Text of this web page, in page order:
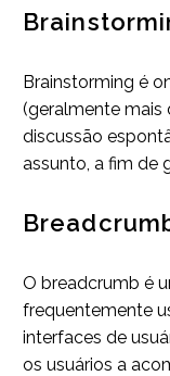
Brainstorming é
(geralmente mais
discussão
assunto, a fim de
O breadcrumb é
frequentemente
interfaces de
os usuários a